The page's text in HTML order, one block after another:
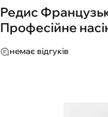
Редис
Професійне
немає відгуків